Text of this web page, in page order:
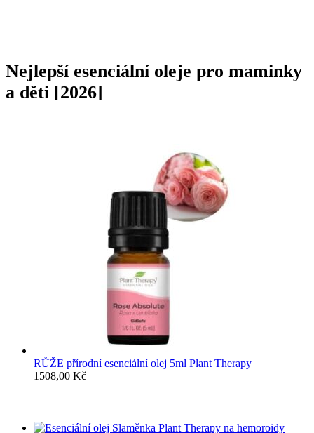
Nejlepší esenciální oleje pro maminky
a děti [2026]
RŮŽE přírodní esenciální olej 5ml Plant Therapy
1508,00 Kč